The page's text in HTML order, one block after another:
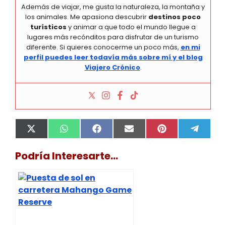
Además de viajar, me gusta la naturaleza, la montaña y
los animales. Me apasiona descubrir destinos poco
turísticos y animar a que todo el mundo llegue a
lugares más recónditos para disfrutar de un turismo
diferente. Si quieres conocerme un poco más, en mi
perfil puedes leer todavía más sobre mí y el blog
Viajero Crónico.
Compartir
en
X
(
w
t
e
r
)
Compartir
en
W
h
t
p
p
Compartir
en
F
a
e
k
Compartir
en
E
m
Compartir
en
P
i en
e
Podría Interesarte...